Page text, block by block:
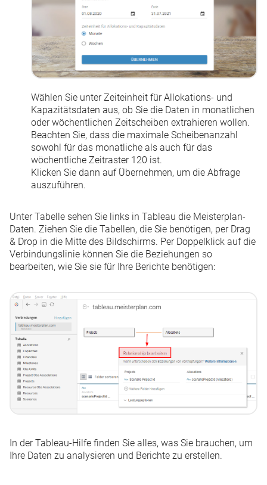
Wählen Sie unterZeiteinheit für Allokations- und
Kapazitätsdaten aus, ob Sie die Daten in monatlichen
oder wöchentlichen Zeitscheiben extrahieren wollen.
Beachten Sie, dass die maximale Scheibenanzahl
sowohl für das monatliche als auch für das
wöchentliche Zeitraster 120 ist.
Klicken Sie dann auf Übernehmen, um die Abfrage
auszuführen.
UnterTabelle sehen Sie links in Tableau die Meisterplan-
Daten. Ziehen Sie die Tabellen, die Sie benötigen, per Drag
& Drop in die Mitte des Bildschirms. Per Doppelklick auf die
Verbindungslinie können Sie die Beziehungen so
bearbeiten, wie Sie sie für Ihre Berichte benötigen:
In derTableau-Hilfe finden Sie alles, was Sie brauchen, um
Ihre Daten zu analysieren und Berichte zu erstellen.